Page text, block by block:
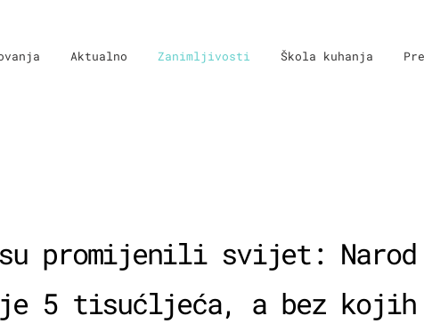
Aktualno Zanimljivosti Škola kuhanja
promijenili svijet:
5 tisućljeća, a bez kojih